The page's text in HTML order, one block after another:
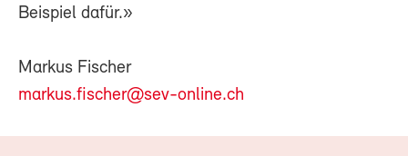
Beispiel dafür.»
Markus Fischer
markus.fischer@sev-online.ch